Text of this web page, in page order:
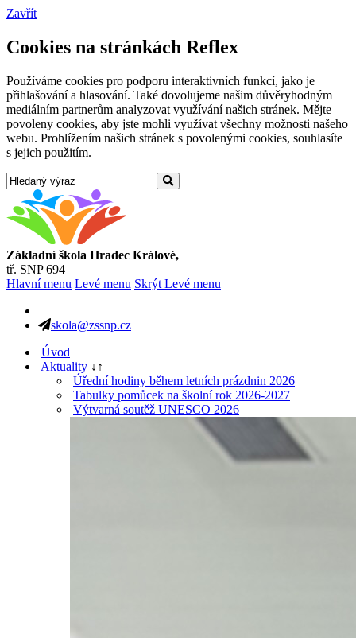
Zavřít
Cookies na stránkách Reflex
Používáme cookies pro podporu interaktivních funkcí, jako je
přihlašování a hlasování. Také dovolujeme našim důvěryhodným
mediálním partnerům analyzovat využívání našich stránek. Mějte
povoleny cookies, aby jste mohli využívat všechny možnosti našeho
webu. Prohlížením našich stránek s povolenými cookies, souhlasíte
s jejich použitím.
Základní škola Hradec Králové,
tř. SNP 694
Hlavní menu Levé menu Skrýt Levé menu
skola@zssnp.cz
Úvod
Aktuality ↓ ↑
Úřední hodiny během letních prázdnin 2026
Tabulky pomůcek na školní rok 2026-2027
Výtvarná soutěž UNESCO 2026